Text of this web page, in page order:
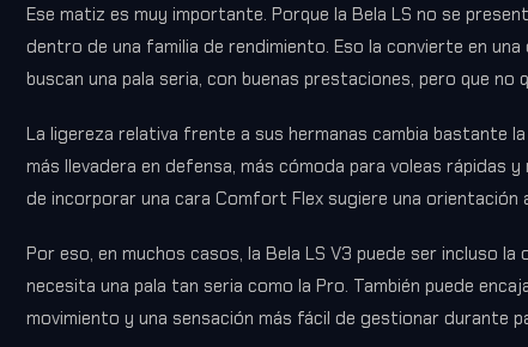
Ese matiz es muy importante. Porque la Bela LS no se
dentro de una familia de rendimiento. Eso la convierte en
buscan una pala seria, con buenas prestaciones, pero que
La ligereza relativa frente a sus hermanas cambia bastante
más llevadera en defensa, más cómoda para voleas rápidas
de incorporar una cara Comfort Flex sugiere una orientación
Por eso, en muchos casos, la Bela LS V3 puede ser incluso
necesita una pala tan seria como la Pro. También puede
movimiento y una sensación más fácil de gestionar durante